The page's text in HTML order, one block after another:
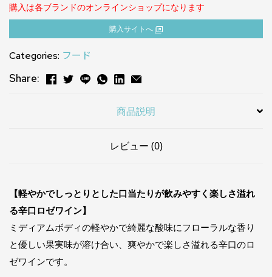
購入は各ブランドのオンラインショップになります
購⼊サイトへ
Categories: フード
Share:
商品説明
レビュー (0)
【軽やかでしっとりとした口当たりが飲みやすく楽しさ溢れ
る辛口ロゼワイン】
ミディアムボディの軽やかで綺麗な酸味にフローラルな香り
と優しい果実味が溶け合い、爽やかで楽しさ溢れる辛口のロ
ゼワインです。